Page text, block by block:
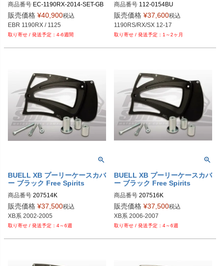
商品番号 EC-1190RX-2014-SET-GB
R
gbr_EC-1190RX-2014-SET-GBR
販売価格 ¥40,900税込
EBR 1190RX / 1125
4-6週間
商品番号 112-0154BU
12-0154-78BE1：STDバー、ブラッ
ク
12-0154-78SE1：STDバー、シルバ
ー
12-0154-BXLE1：XLバー、ブラック
販売価格 ¥37,600税込
1～2ヶ月
BUELL XB プーリーケースカバ
ー ブラック Free Spirits
商品番号 207514K
販売価格 ¥37,500税込
XB系 2002-2005
4～6週
BUELL XB プーリーケースカバ
ー ブラック Free Spirits
商品番号 207516K
販売価格 ¥37,500税込
XB系 2006-2007
4～6週